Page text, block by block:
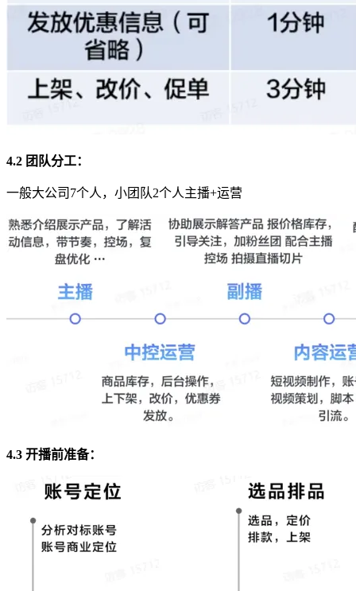
4.2 团队分工：
一般大公司7个人，小团队2个人主播+运营
4.3 开播前准备：